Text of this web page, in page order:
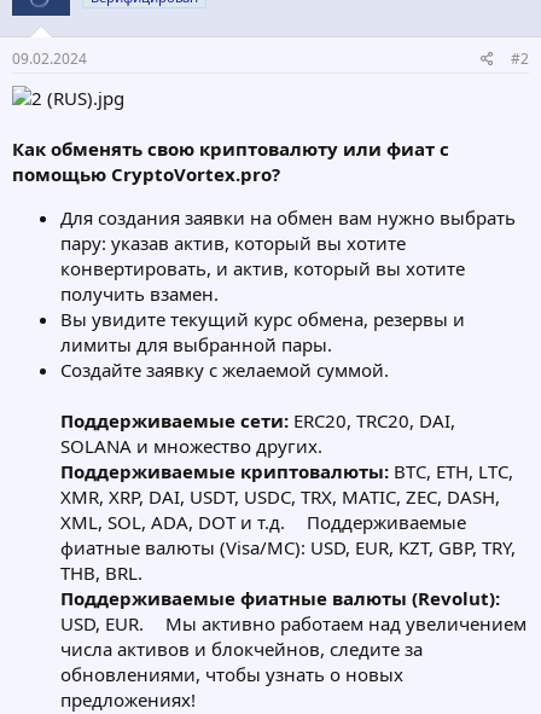
09.02.2024 #2
Как обменять свою криптовалюту или фиат с
помощью CryptoVortex.pro?
Для создания заявки на обмен вам нужно выбрать
пару: указав актив, который вы хотите
конвертировать, и актив, который вы хотите
получить взамен.
Вы увидите текущий курс обмена, резервы и
лимиты для выбранной пары.
Создайте заявку с желаемой суммой.
Поддерживаемые сети: ERC20, TRC20, DAI,
SOLANA и множество других.
Поддерживаемые криптовалюты: BTC, ETH, LTC,
XMR, XRP, DAI, USDT, USDC, TRX, MATIC, ZEC, DASH,
XML, SOL, ADA, DOT и т.д. Поддерживаемые
фиатные валюты (Visa/MC): USD, EUR, KZT, GBP, TRY,
THB, BRL.
Поддерживаемые фиатные валюты (Revolut):
USD, EUR. Мы активно работаем над увеличением
числа активов и блокчейнов, следите за
обновлениями, чтобы узнать о новых
предложениях!